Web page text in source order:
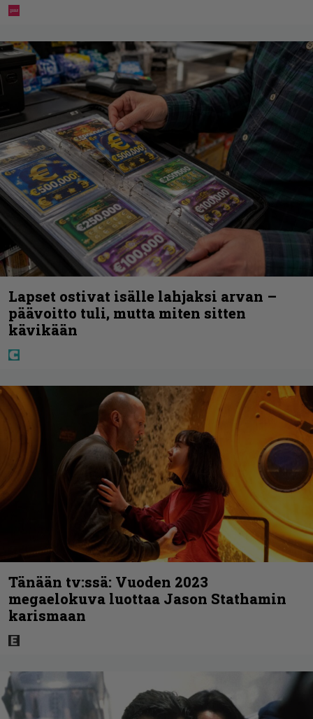
Lapset ostivat isälle lahjaksi arvan –
päävoitto tuli, mutta miten sitten
kävikään
Tänään tv:ssä: Vuoden 2023
megaelokuva luottaa Jason Stathamin
karismaan